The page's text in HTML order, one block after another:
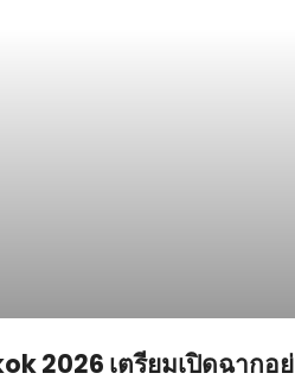
2026 เตรียมเปิดฉากอ